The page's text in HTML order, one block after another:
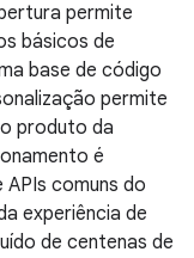
permite
básicos de
base de código
permite
produto da
é
comuns do
experiência de
de centenas de